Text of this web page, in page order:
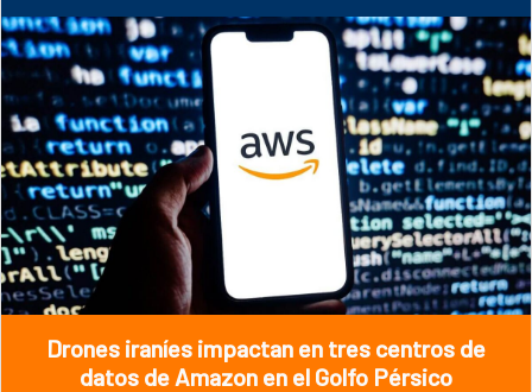
Drones iraníes impactan en tres centros de
datos de Amazon en el Golfo Pérsico